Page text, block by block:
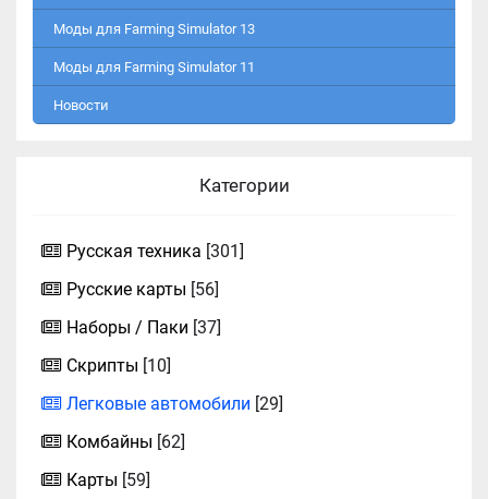
Моды для Farming Simulator 13
Моды для Farming Simulator 11
Новости
Категории
Русская техника [301]
Русские карты [56]
Наборы / Паки [37]
Скрипты [10]
Легковые автомобили [29]
Комбайны [62]
Карты [59]